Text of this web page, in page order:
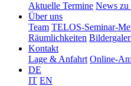
Aktuelle Termine News zu
Über uns
Team TELOS-Seminar-
Räumlichkeiten
Kontakt
Lage & Anfahrt Online-
DE
IT EN